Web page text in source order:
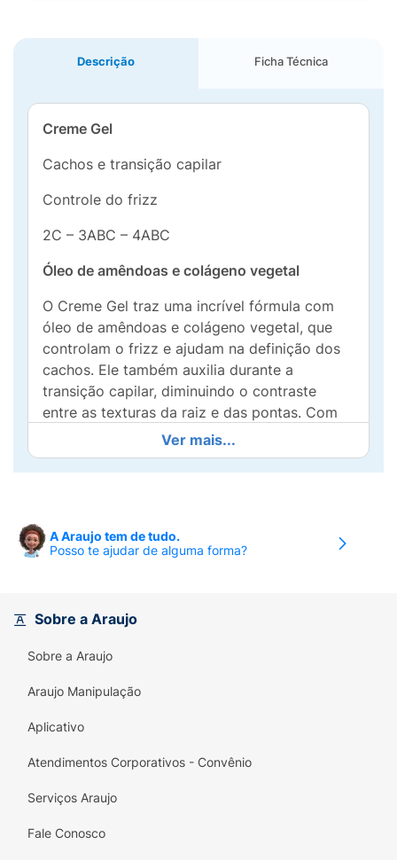
Descrição Ficha Técnica
Creme Gel
Cachos e transição capilar
Controle do frizz
2C – 3ABC – 4ABC
Óleo de amêndoas e colágeno vegetal
O Creme Gel traz uma incrível fórmula com
óleo de amêndoas e colágeno vegetal, que
controlam o frizz e ajudam na definição dos
cachos. Ele também auxilia durante a
transição capilar, diminuindo o contraste
entre as texturas da raiz e das pontas. Com
toque suave e condicionante, o creme gel não
pesa nadinha. Seu cabelo preparado pra
brilhar, livre, leve e solto!
Ver mais...
A Araujo tem de tudo.
Posso te ajudar de alguma forma?
Sobre a Araujo
Sobre a Araujo
Araujo Manipulação
Aplicativo
Atendimentos Corporativos - Convênio
Serviços Araujo
Fale Conosco